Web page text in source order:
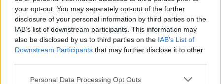
your opt-out. You may separately opt-out of the further
disclosure of your personal information by third parties on the
IAB’s list of downstream participants. This information may
also be disclosed by us to third parties on the IAB’s List of
Downstream Participants that may further disclose it to other
Personal Data Processing Opt Outs
Δομή φιλοξενίας μεταναστών: Τι ακριβώς σημαίνει το ΦΕΚ
που δημοσιεύτηκε
6 Αυγούστου, 2026
Σητεία: Χωρίς ενεργό μέτωπο η φωτιά στο Καρύδι –
Σταμάτησαν τα εναέρια μέσα